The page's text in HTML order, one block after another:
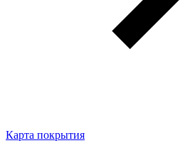
Карта покрытия